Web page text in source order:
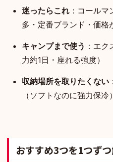
迷ったらこれ ：コール
多・定番ブランド・価格
キャンプまで使う ：エ
力約1日・座れる強度）
収納場所を取りたくない
（ソフトなのに強力保冷）
おすすめ3つを1つず